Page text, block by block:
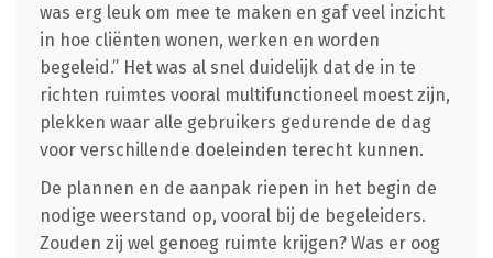
was erg leuk om mee te maken en gaf veel inzicht
in hoe cliënten wonen, werken en worden
begeleid.” Het was al snel duidelijk dat de in te
richten ruimtes vooral multifunctioneel moest zijn,
plekken waar alle gebruikers gedurende de dag
voor verschillende doeleinden terecht kunnen.
De plannen en de aanpak riepen in het begin de
nodige weerstand op, vooral bij de begeleiders.
Zouden zij wel genoeg ruimte krijgen? Was er oog